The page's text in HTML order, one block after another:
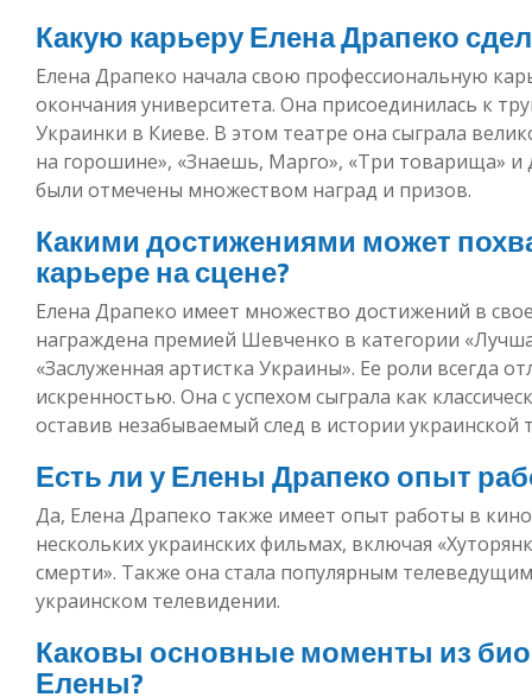
Какую карьеру Елена Драпеко
Елена Драпеко начала свою профессиональную
окончания университета. Она присоединилась к
Украинки в Киеве. В этом театре она сыграла
на горошине», «Знаешь, Марго», «Три товарища» и
были отмечены множеством наград и призов.
Какими достижениями может
карьере на сцене?
Елена Драпеко имеет множество достижений в
награждена премией Шевченко в категории
«Заслуженная артистка Украины». Ее роли всегда
искренностью. Она с успехом сыграла как
оставив незабываемый след в истории украинской
Есть ли у Елены Драпеко опыт
Да, Елена Драпеко также имеет опыт работы в
нескольких украинских фильмах, включая
смерти». Также она стала популярным
украинском телевидении.
Каковы основные моменты из
Елены?